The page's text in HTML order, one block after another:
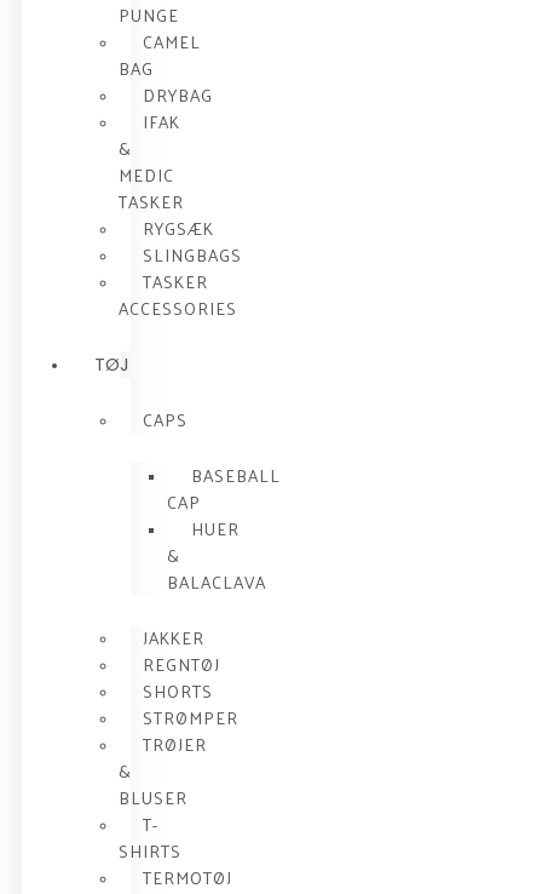
PUNGE
CAMEL
BAG
DRYBAG
IFAK
&
MEDIC
TASKER
RYGSÆK
SLINGBAGS
TASKER
ACCESSORIES
TØJ
CAPS
BASEBALL
CAP
HUER
&
BALACLAVA
JAKKER
REGNTØJ
SHORTS
STRØMPER
TRØJER
&
BLUSER
T-
SHIRTS
TERMOTØJ